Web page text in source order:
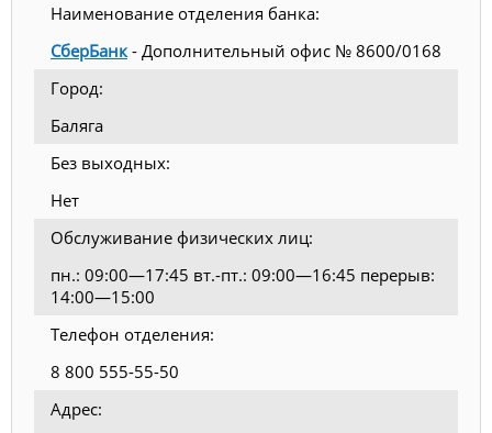
Наименование отделения банка:
СберБанк - Дополнительный офис № 8600/0168
Город:
Баляга
Без выходных:
Нет
Обслуживание физических лиц:
пн.: 09:00—17:45 вт.-пт.: 09:00—16:45 перерыв:
14:00—15:00
Телефон отделения:
8 800 555-55-50
Адрес: